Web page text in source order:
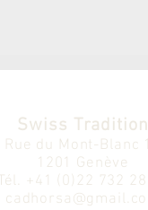
Swiss Tradition
Rue du Mont-Blanc
1201 Genève
Tél.
+41 (0)22 732